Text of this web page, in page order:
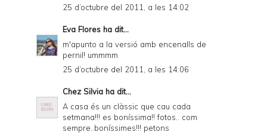
d
P
D
F
25 d’octubre del 2011, a les 14:02
Eva Flores ha dit...
m'apunto a la versió amb encenalls de
pernil! ummmm
25 d’octubre del 2011, a les 14:06
Chez Silvia ha dit...
A casa és un clàssic que cau cada
setmana!!! es boníssima!! fotos.. com
sempre..boníssimes!!! petons